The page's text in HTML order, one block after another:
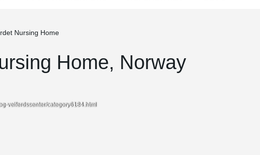
Nursing Home
Home, Norway
velferdssenter/category6184.html